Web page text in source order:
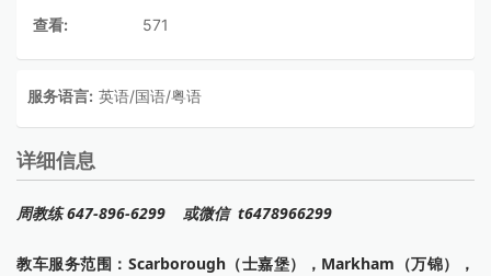
查看:
571
服务语言: 英语/国语/粤语
详细信息
周教练 647-896-6299 或微信 t6478966299
教车服务范围：Scarborough（士嘉堡），Markham（万锦），